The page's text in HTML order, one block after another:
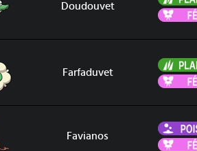
Doudouvet
Farfaduvet
Favianos